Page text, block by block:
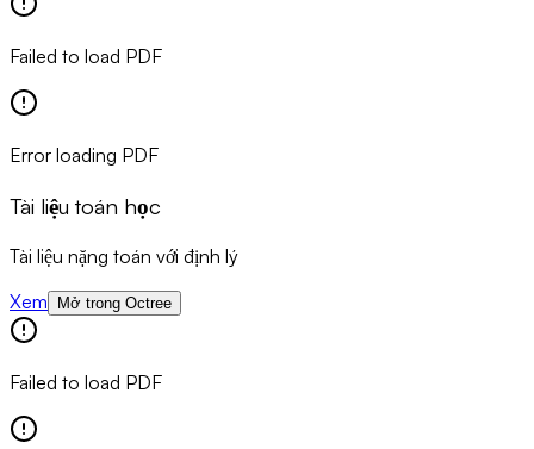
Failed to load PDF
Error loading PDF
Tài liệu toán học
Tài liệu nặng toán với định lý
Xem
Mở trong Octree
Failed to load PDF